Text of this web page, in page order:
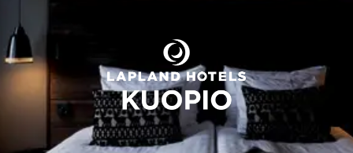
Lapland Hotels Kuopio huoneet